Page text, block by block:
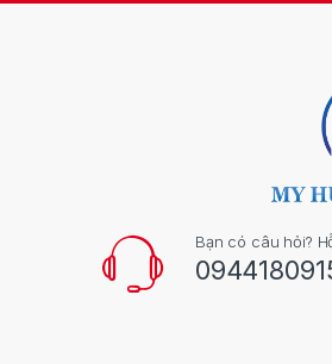
Bạn có câu hỏi?